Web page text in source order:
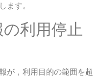
ます。
利用停止
が，利用目的の範囲を超